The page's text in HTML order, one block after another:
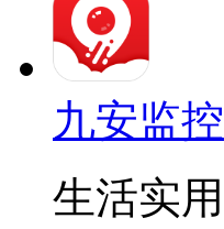
九安监控
生活实用